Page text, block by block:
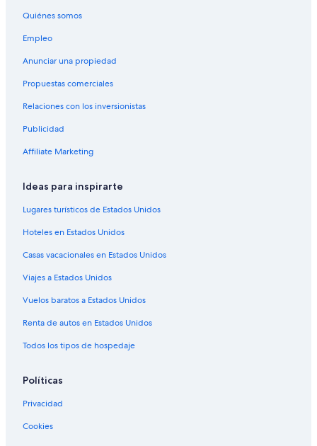
Ryokans en Fuji
Apartamentos en Oyama
Hoteles en Isla Hatsushima
Hoteles en Kawana
Hoteles en Distrito de Suntō
Hoteles 3 estrellas en Atami
Apart-Hoteles en Atami
Campings en Atami
Tiendas de campaña en Atami
Casas de campo en Atami
Casas vacacionales en Atami
Resorts en Atami
Ranchos en Atami
Hostales en Atami
Hoteles en la playa en Atami
Hoteles familiares en Atami
Hoteles con bar en Atami
Quiénes somos
Empleo
Anunciar una propiedad
Propuestas comerciales
Relaciones con los inversionistas
Publicidad
Affiliate Marketing
Ideas para inspirarte
Lugares turísticos de Estados Unidos
Hoteles en Estados Unidos
Casas vacacionales en Estados Unidos
Viajes a Estados Unidos
Vuelos baratos a Estados Unidos
Renta de autos en Estados Unidos
Todos los tipos de hospedaje
Políticas
Privacidad
Cookies